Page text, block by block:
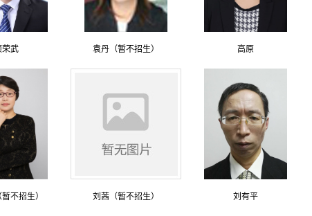
荣武 袁丹（暂不招生） 高原
不招生） 刘茜（暂不招生） 刘有平